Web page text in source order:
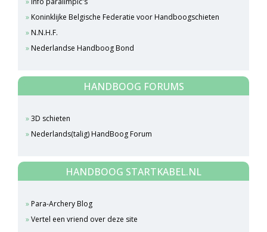
Koninklijke Belgische Federatie voor Handboogschieten
N.N.H.F.
Nederlandse Handboog Bond
HANDBOOG FORUMS
3D schieten
Nederlands(talig) HandBoog Forum
HANDBOOG STARTKABEL.NL
Para-Archery Blog
Vertel een vriend over deze site